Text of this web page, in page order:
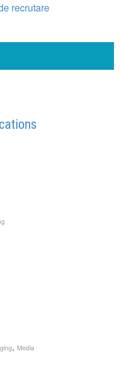
recrutare
, Media